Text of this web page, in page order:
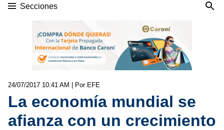
Secciones
24/07/2017 10:41 AM | Por EFE
La economía mundial se
afianza con un crecimiento